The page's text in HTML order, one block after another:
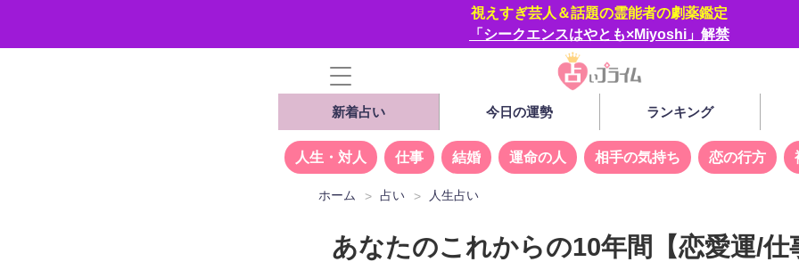
視えすぎ芸人＆話題の霊能者の劇薬鑑定
「シークエンスはやとも×Miyoshi」解禁
新着占い 今日の運勢 ランキング
人生・対人 仕事 結婚 運命の人 相手の気持ち 恋の行方
ホーム 占い 人生占い
あなたのこれからの10年間【恋愛運/仕